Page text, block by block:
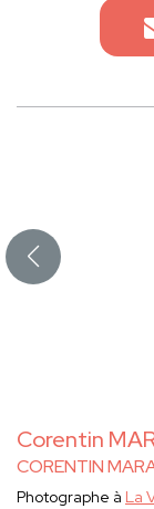
Corentin
CORENTIN
Photographe à La